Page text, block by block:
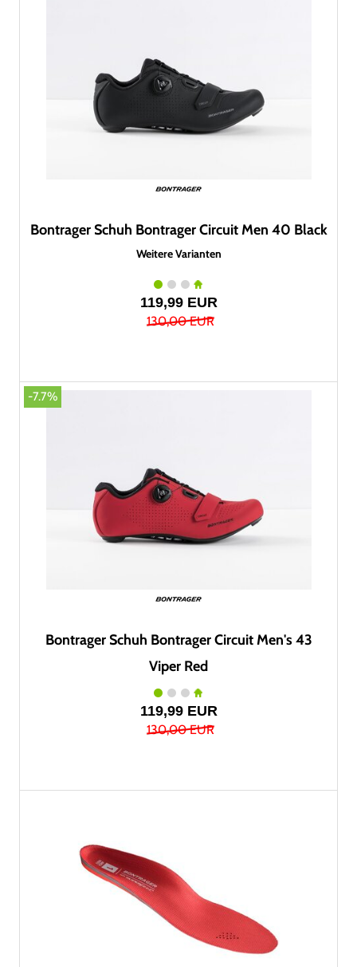
Bontrager Schuh Bontrager Circuit Men 40 Black
Weitere Varianten
119,99 EUR
130,00 EUR
-7.7%
Bontrager Schuh Bontrager Circuit Men's 43
Viper Red
119,99 EUR
130,00 EUR